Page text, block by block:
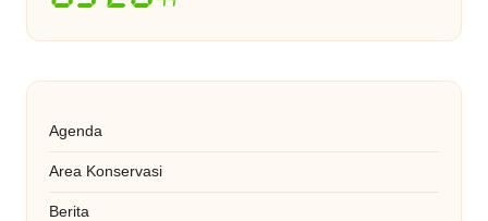
Agenda
Area Konservasi
Berita